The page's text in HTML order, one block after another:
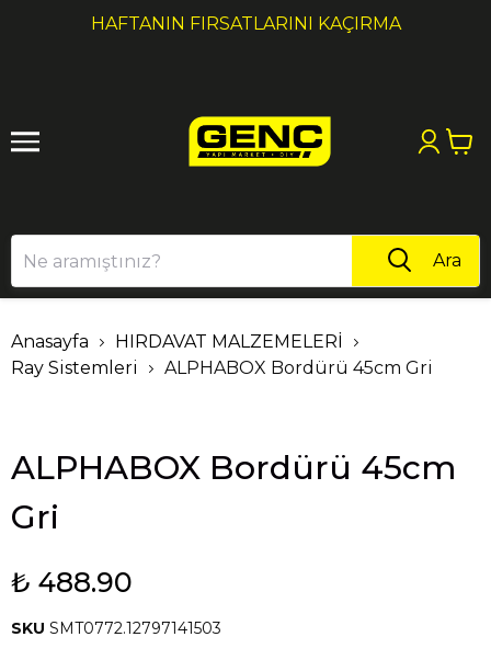
HAFTANIN FIRSATLARINI KAÇIRMA
1 2
Ara
Anasayfa
HIRDAVAT MALZEMELERİ
Ray Sistemleri
ALPHABOX Bordürü 45cm Gri
ALPHABOX Bordürü 45cm
Gri
₺ 488.90
SKU SMT0772.12797141503